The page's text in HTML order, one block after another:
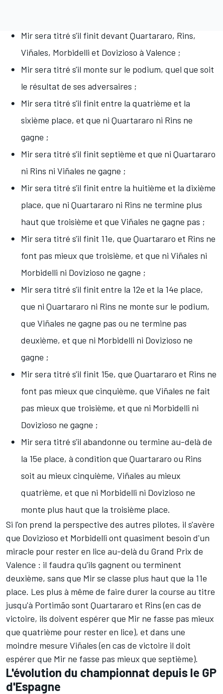
Mir sera titré s'il finit devant Quartararo, Rins,
Viñales, Morbidelli et Dovizioso à Valence ;
Mir sera titré s'il monte sur le podium, quel que soit
le résultat de ses adversaires ;
Mir sera titré s'il finit entre la quatrième et la
sixième place, et que ni Quartararo ni Rins ne
gagne ;
Mir sera titré s'il finit septième et que ni Quartararo
ni Rins ni Viñales ne gagne ;
Mir sera titré s'il finit entre la huitième et la dixième
place, que ni Quartararo ni Rins ne termine plus
haut que troisième et que Viñales ne gagne pas ;
Mir sera titré s'il finit 11e, que Quartararo et Rins ne
font pas mieux que troisième, et que ni Viñales ni
Morbidelli ni Dovizioso ne gagne ;
Mir sera titré s'il finit entre la 12e et la 14e place,
que ni Quartararo ni Rins ne monte sur le podium,
que Viñales ne gagne pas ou ne termine pas
deuxième, et que ni Morbidelli ni Dovizioso ne
gagne ;
Mir sera titré s'il finit 15e, que Quartararo et Rins ne
font pas mieux que cinquième, que Viñales ne fait
pas mieux que troisième, et que ni Morbidelli ni
Dovizioso ne gagne ;
Mir sera titré s'il abandonne ou termine au-delà de
la 15e place, à condition que Quartararo ou Rins
soit au mieux cinquième, Viñales au mieux
quatrième, et que ni Morbidelli ni Dovizioso ne
monte plus haut que la troisième place.
Si l'on prend la perspective des autres pilotes, il s'avère
que Dovizioso et Morbidelli ont quasiment besoin d'un
miracle pour rester en lice au-delà du Grand Prix de
Valence : il faudra qu'ils gagnent ou terminent
deuxième, sans que Mir se classe plus haut que la 11e
place. Les plus à même de faire durer la course au titre
jusqu'à Portimão sont Quartararo et Rins (en cas de
victoire, ils doivent espérer que Mir ne fasse pas mieux
que quatrième pour rester en lice), et dans une
moindre mesure Viñales (en cas de victoire il doit
espérer que Mir ne fasse pas mieux que septième).
L'évolution du championnat depuis le GP
d'Espagne